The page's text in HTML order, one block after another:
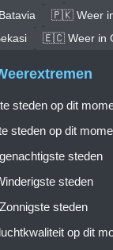
🇵🇰 Weer
🇪🇨 Weer in
steden op dit
steden op dit
steden
steden
Zonnigste steden
op dit